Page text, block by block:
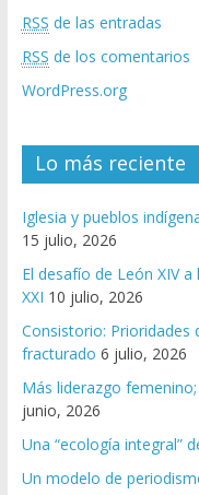
RSS de las entradas
RSS de los comentarios
WordPress.org
Lo más reciente
Iglesia y pueblos
15 julio, 2026
El desafío de León XIV
XXI 10 julio, 2026
Consistorio: Prioridades
fracturado 6 julio, 2026
Más liderazgo
junio, 2026
Una “ecología integral”
Un modelo de